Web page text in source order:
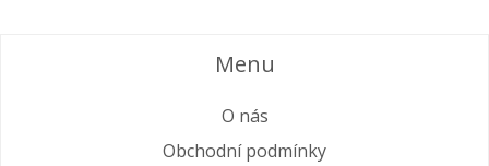
Menu
O nás
Obchodní podmínky